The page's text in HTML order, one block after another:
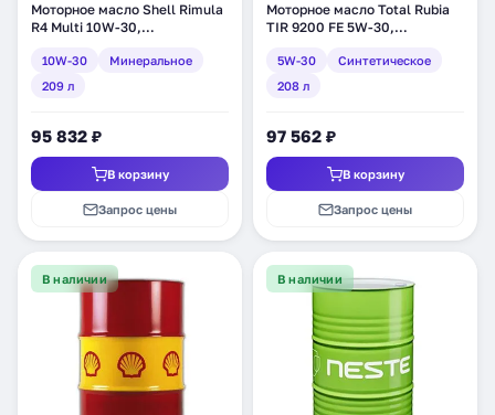
Моторное масло Shell Rimula
R4 Multi 10W-30,
(550041356)
10W-30
Минеральное
209 л
95 832 ₽
В корзину
Запрос цены
Моторное масло Total Rubia
TIR 9200 FE 5W-30,
(126428)
5W-30
Синтетическое
208 л
97 562 ₽
В корзину
Запрос цены
В наличии В наличии